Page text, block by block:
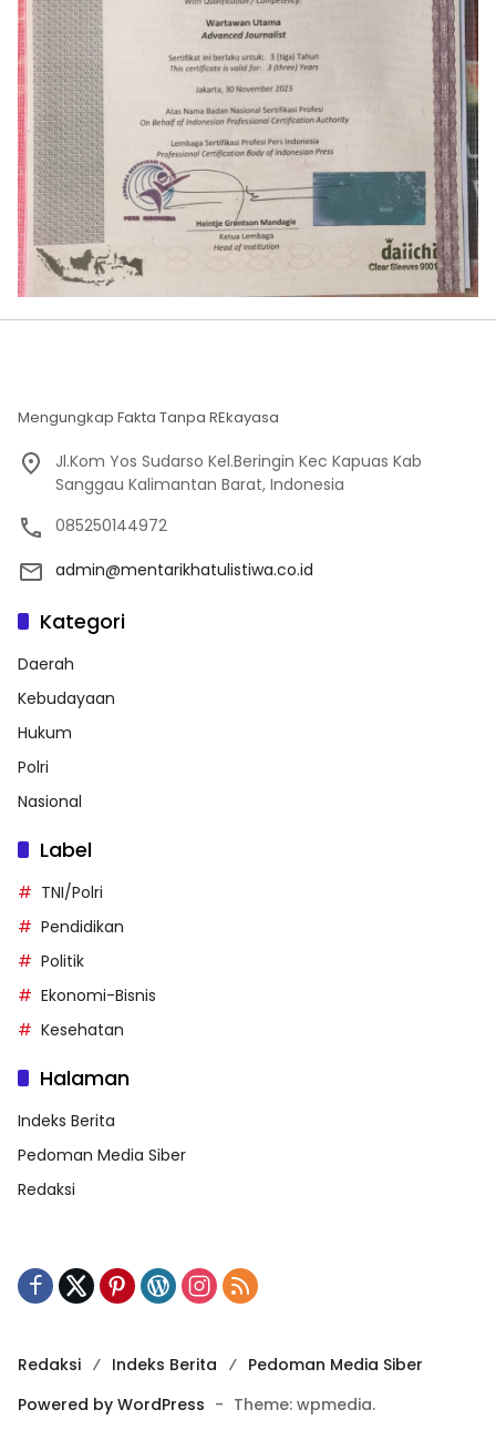
Mengungkap Fakta Tanpa REkayasa
Jl.Kom Yos Sudarso Kel.Beringin Kec Kapuas Kab
Sanggau Kalimantan Barat, Indonesia
085250144972
admin@mentarikhatulistiwa.co.id
Kategori
Daerah
Kebudayaan
Hukum
Polri
Nasional
Label
TNI/Polri
Pendidikan
Politik
Ekonomi-Bisnis
Kesehatan
Halaman
Indeks Berita
Pedoman Media Siber
Redaksi
Redaksi Indeks Berita
Pedoman Media Siber
Powered by WordPress - Theme: wpmedia.